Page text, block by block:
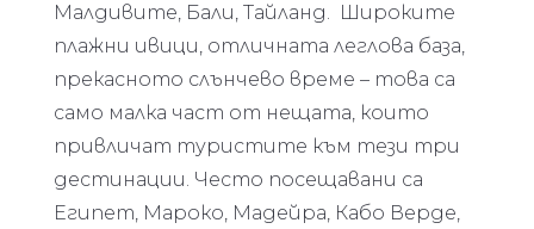
Малдивите, Бали, Тайланд. Широките
плажни ивици, отличната леглова база,
прекасното слънчево време – това са
само малка част от нещата, които
привличат туристите към тези три
дестинации. Често посещавани са
Египет, Мароко, Мадейра, Кабо Верде,